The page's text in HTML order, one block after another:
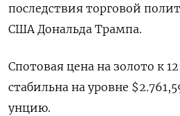
последствия торговой
США Дональда Трампа.
Спотовая цена на золото к
стабильна на уровне
унцию.